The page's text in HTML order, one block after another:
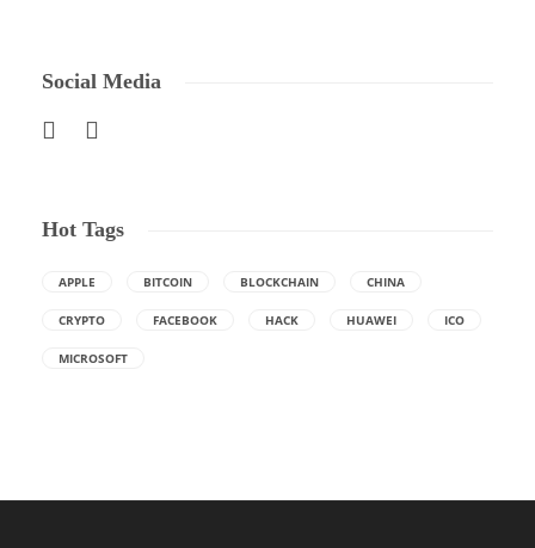
Social Media
Hot Tags
APPLE BITCOIN BLOCKCHAIN CHINA
CRYPTO FACEBOOK HACK HUAWEI ICO
MICROSOFT